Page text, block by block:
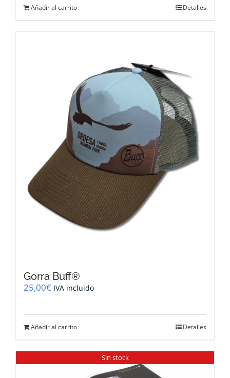
Añadir al carrito Detalles
Gorra Buff®
25,00€ IVA incluido
Añadir al carrito Detalles
Sin stock